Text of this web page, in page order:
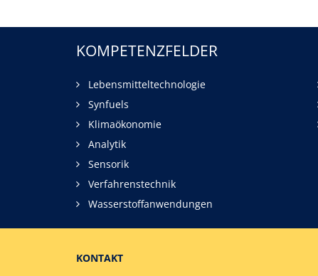
KOMPETENZFELDER
Lebensmitteltechnologie
Synfuels
Klimaökonomie
Analytik
Sensorik
Verfahrenstechnik
Wasserstoffanwendungen
KONTAKT